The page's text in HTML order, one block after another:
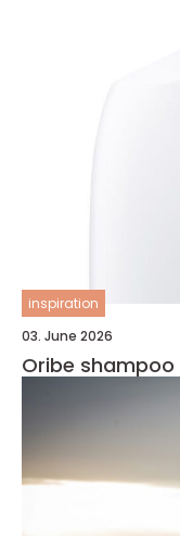
inspiration
03. June 2026